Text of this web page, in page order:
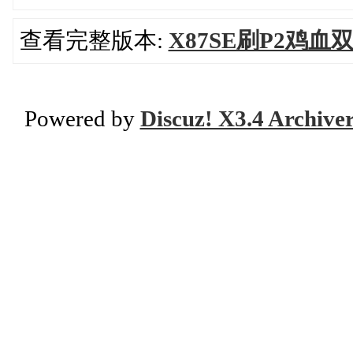
查看完整版本: X87SE刷P2鸡血
Powered by Discuz! X3.4